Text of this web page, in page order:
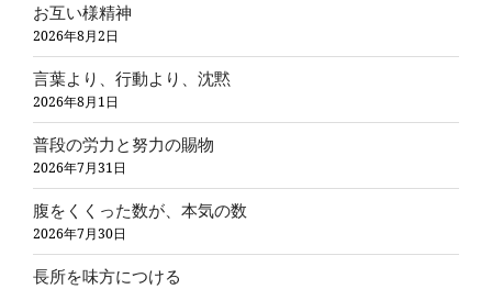
お互い様精神
2026年8月2日
言葉より、行動より、沈黙
2026年8月1日
普段の労力と努力の賜物
2026年7月31日
腹をくくった数が、本気の数
2026年7月30日
長所を味方につける